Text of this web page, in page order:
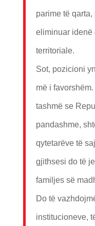
parime të
eliminuar idenë
territoriale.
Sot, pozicioni
më i
tashmë se
pandashme,
qytetarëve të
gjithsesi do të
familjes së
Do të
institucioneve,